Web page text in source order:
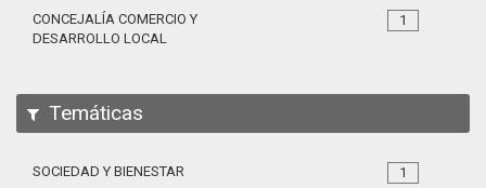
1
CONCEJALÍA COMERCIO Y
DESARROLLO LOCAL
Temáticas
1
SOCIEDAD Y BIENESTAR